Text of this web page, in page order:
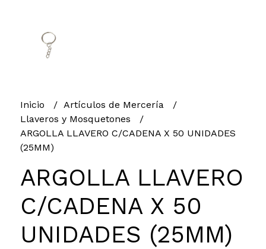
Inicio
Artículos de Mercería
Llaveros y Mosquetones
ARGOLLA LLAVERO C/CADENA X 50 UNIDADES
(25MM)
ARGOLLA LLAVERO
C/CADENA X 50
UNIDADES (25MM)